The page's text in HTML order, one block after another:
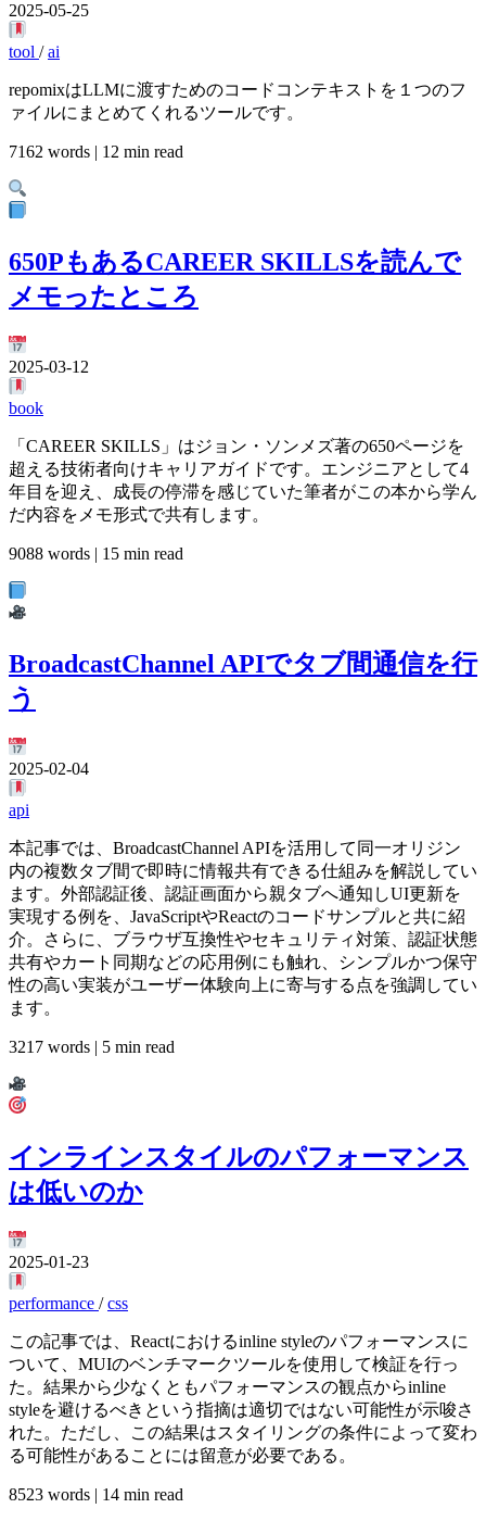
2025-05-25
tool / ai
repomixはLLMに渡すためのコードコンテキストを１つのフ
ァイルにまとめてくれるツールです。
7162 words | 12 min read
650PもあるCAREER SKILLSを読んで
メモったところ
2025-03-12
book
「CAREER SKILLS」はジョン・ソンメズ著の650ページを
超える技術者向けキャリアガイドです。エンジニアとして4
年目を迎え、成長の停滞を感じていた筆者がこの本から学ん
だ内容をメモ形式で共有します。
9088 words | 15 min read
BroadcastChannel APIでタブ間通信を行
う
2025-02-04
api
本記事では、BroadcastChannel APIを活用して同一オリジン
内の複数タブ間で即時に情報共有できる仕組みを解説してい
ます。外部認証後、認証画面から親タブへ通知しUI更新を
実現する例を、JavaScriptやReactのコードサンプルと共に紹
介。さらに、ブラウザ互換性やセキュリティ対策、認証状態
共有やカート同期などの応用例にも触れ、シンプルかつ保守
性の高い実装がユーザー体験向上に寄与する点を強調してい
ます。
3217 words | 5 min read
インラインスタイルのパフォーマンス
は低いのか
2025-01-23
performance / css
この記事では、Reactにおけるinline styleのパフォーマンスに
ついて、MUIのベンチマークツールを使用して検証を行っ
た。結果から少なくともパフォーマンスの観点からinline
styleを避けるべきという指摘は適切ではない可能性が示唆さ
れた。ただし、この結果はスタイリングの条件によって変わ
る可能性があることには留意が必要である。
8523 words | 14 min read